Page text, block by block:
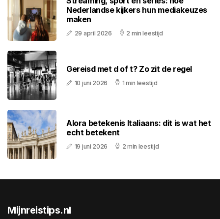
Nederlandse kijkers hun mediakeuzes
maken
29 april 2026 2 min leestijd
Gereisd met d of t? Zo zit de regel
10 juni 2026 1 min leestijd
Alora betekenis Italiaans: dit is wat het
echt betekent
19 juni 2026 2 min leestijd
Mijnreistips.nl